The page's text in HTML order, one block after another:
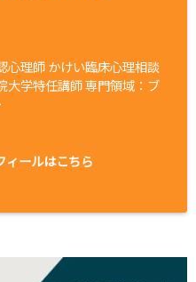
心理師 かけい臨床心理相談
大学特任講師 専門領域：ブ
ィールはこちら